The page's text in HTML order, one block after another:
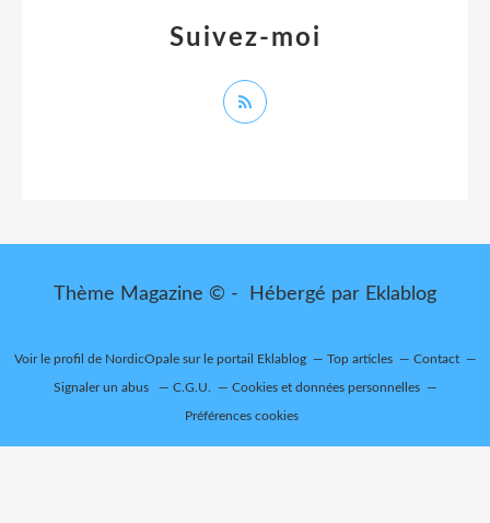
Suivez-moi
Thème Magazine © - Hébergé par Eklablog
Voir le profil de NordicOpalesur le portail Eklablog Top articles Contact
Signaler un abus C.G.U. Cookies et données personnelles
Préférences cookies